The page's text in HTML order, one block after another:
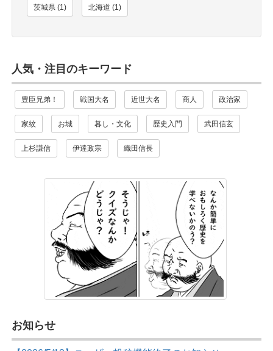
茨城県 (1) 北海道 (1)
人気・注目のキーワード
豊臣兄弟！ 戦国大名 近世大名 商人 政治家
家紋 お城 暮し・文化 歴史入門 武田信玄
上杉謙信 伊達政宗 織田信長
お知らせ